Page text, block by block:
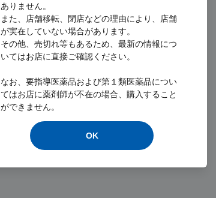
ありません。
また、店舗移転、閉店などの理由により、店舗
が実在していない場合があります。
その他、売切れ等もあるため、最新の情報につ
いてはお店に直接ご確認ください。
なお、要指導医薬品および第１類医薬品につい
てはお店に薬剤師が不在の場合、購入すること
ができません。
OK